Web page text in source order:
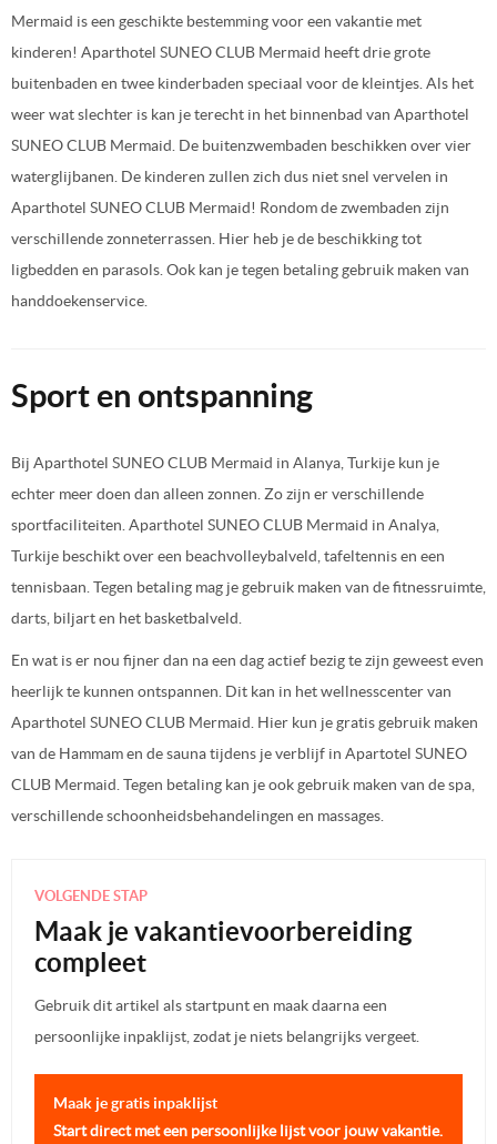
Mermaid is een geschikte bestemming voor een vakantie met
kinderen! Aparthotel SUNEO CLUB Mermaid heeft drie grote
buitenbaden en twee kinderbaden speciaal voor de kleintjes. Als het
weer wat slechter is kan je terecht in het binnenbad van Aparthotel
SUNEO CLUB Mermaid. De buitenzwembaden beschikken over vier
waterglijbanen. De kinderen zullen zich dus niet snel vervelen in
Aparthotel SUNEO CLUB Mermaid! Rondom de zwembaden zijn
verschillende zonneterrassen. Hier heb je de beschikking tot
ligbedden en parasols. Ook kan je tegen betaling gebruik maken van
handdoekenservice.
Sport en ontspanning
Bij Aparthotel SUNEO CLUB Mermaid in Alanya, Turkije kun je
echter meer doen dan alleen zonnen. Zo zijn er verschillende
sportfaciliteiten. Aparthotel SUNEO CLUB Mermaid in Analya,
Turkije beschikt over een beachvolleybalveld, tafeltennis en een
tennisbaan. Tegen betaling mag je gebruik maken van de fitnessruimte,
darts, biljart en het basketbalveld.
En wat is er nou fijner dan na een dag actief bezig te zijn geweest even
heerlijk te kunnen ontspannen. Dit kan in het wellnesscenter van
Aparthotel SUNEO CLUB Mermaid. Hier kun je gratis gebruik maken
van de Hammam en de sauna tijdens je verblijf in Apartotel SUNEO
CLUB Mermaid. Tegen betaling kan je ook gebruik maken van de spa,
verschillende schoonheidsbehandelingen en massages.
VOLGENDE STAP
Maak je vakantievoorbereiding
compleet
Gebruik dit artikel als startpunt en maak daarna een
persoonlijke inpaklijst, zodat je niets belangrijks vergeet.
Maak je gratis inpaklijst
Start direct met een persoonlijke lijst voor jouw vakantie.